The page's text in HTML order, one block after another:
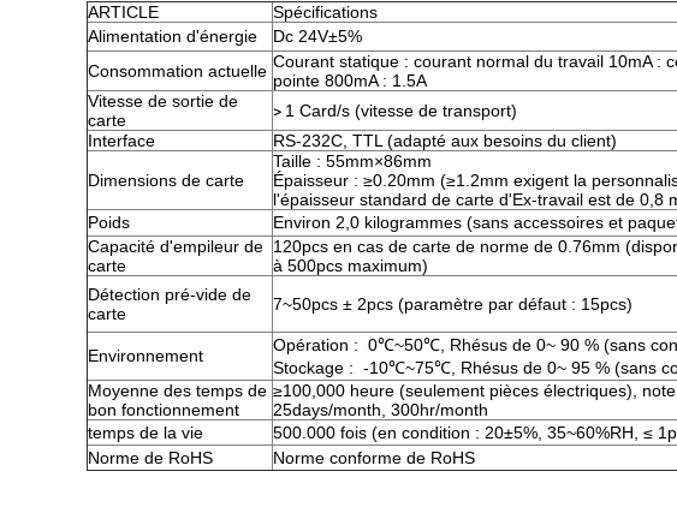
ARTICLE
Spécifications
Alimentation d'énergie
Dc 24V±5%
Consommation actuelle Courant statique : courant normal du travail 10mA :
pointe 800mA : 1.5A
Vitesse de sortie de
carte
> 1 Card/s (vitesse de transport)
Interface
RS-232C, TTL (adapté aux besoins du client)
Dimensions de carte
Taille : 55mm×86mm
Épaisseur : ≥0.20mm (≥1.2mm exigent la
l'épaisseur standard de carte d'Ex-travail est de 0,8
Poids
Environ 2,0 kilogrammes (sans accessoires et
Capacité d'empileur de
carte
120pcs en cas de carte de norme de 0.76mm
à 500pcs maximum)
Détection pré-vide de
carte
7~50pcs ± 2pcs (paramètre par défaut : 15pcs)
Environnement
Opération : 0℃~50℃, Rhésus de 0~ 90 % (sans
Stockage : -10℃~75℃, Rhésus de 0~ 95 % (sans
Moyenne des temps de
bon fonctionnement
≥100,000 heure (seulement pièces électriques),
25days/month, 300hr/month
temps de la vie
500.000 fois (en condition : 20±5%, 35~60%RH, ≤
Norme de RoHS
Norme conforme de RoHS